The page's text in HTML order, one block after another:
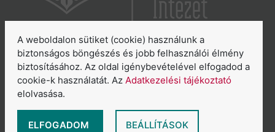
6065 Lakitelek, Szentkirályi út 2.
E-mail:aszakkor@nmi.hu
E-mail: titkarsag@nmi.hu
Adatkezelési tájékoztató
A weboldalon sütiket (cookie) használunk a
biztonságos böngészés és jobb felhasználói élmény
biztosításához. Az oldal igénybevételével elfogadod a
cookie-k használatát. Az Adatkezelési tájékoztató
elolvasása.
ELFOGADOM BEÁLLÍTÁSOK